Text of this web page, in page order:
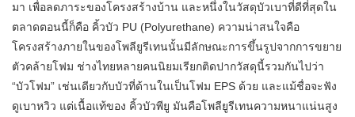
มา เพื่อลดภาระของโครงสร้างบ้าน และหนึ่งในวัสดุบัวเบาที่ดีที่สุดใน
ตลาดตอนนี้ก็คือ คิ้วบัว PU (Polyurethane) ความน่าสนใจคือ
โครงสร้างภายในของโพลียูรีเทนนั้นมีลักษณะการขึ้นรูปจากการขยาย
ตัวคล้ายโฟม ช่างไทยหลายคนนิยมเรียกติดปากวัสดุนี้รวมกันไปว่า
“บัวโฟม” เช่นเดียวกับบัวที่ด้านในเป็นโฟม EPS ด้วย และแม้ชื่อจะฟัง
ดูเบาหวิว แต่เนื้อแท้ของ คิ้วบัวพียู มันคือโพลียูรีเทนความหนาแน่นสูง